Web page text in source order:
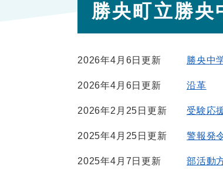
勝央町立勝央
2026年4月6日更新 勝央中
2026年4月6日更新 沿革
2026年2月25日更新 受験応
2025年4月25日更新 警報発
2025年4月7日更新 部活動